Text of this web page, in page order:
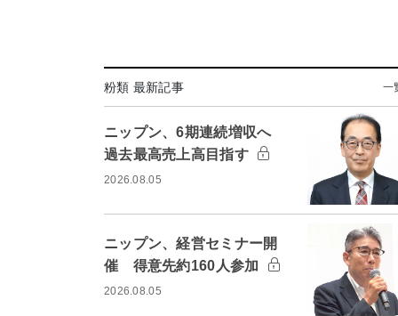
粉類 最新記事 一
ニップン、6期連続増収へ
過去最高売上高目指す
2026.08.05
ニップン、経営セミナー開
催 得意先約160人参加
2026.08.05